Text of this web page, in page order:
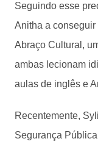
Seguindo esse
Anitha a
Abraço Cultural,
ambas lecionam
aulas de inglês e
Recentemente,
Segurança